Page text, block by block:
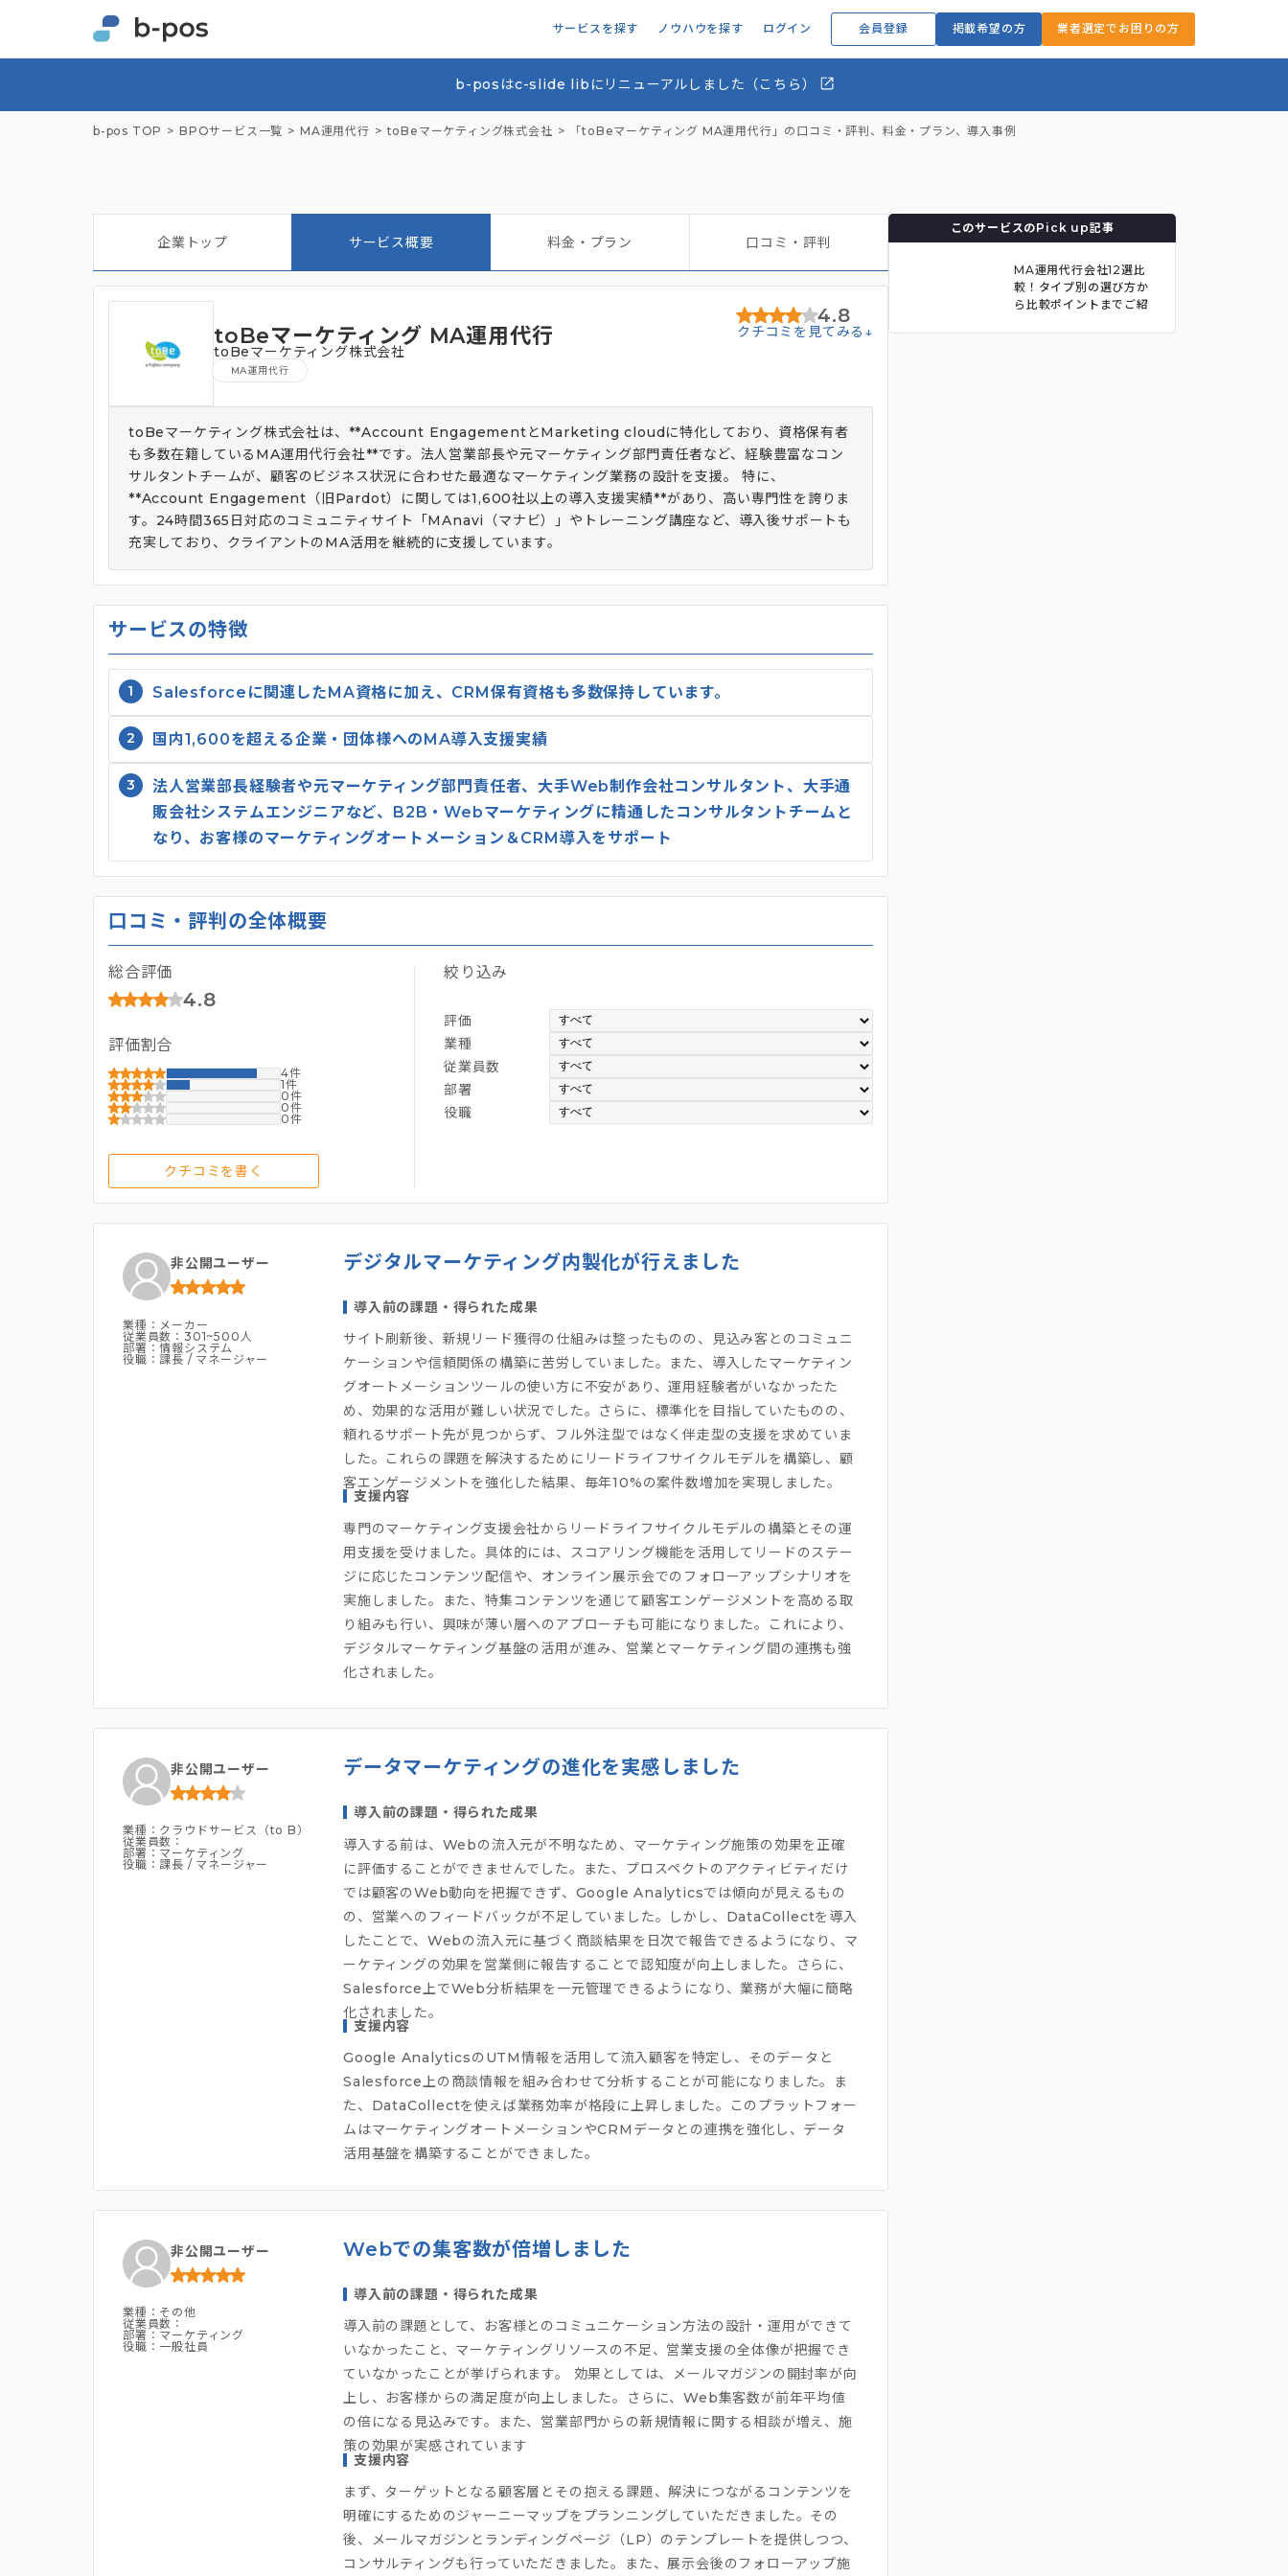
サービスを探す ノウハウを探す ログイン 会員登録 掲載希望の方 業者選定でお困りの方
b-posはc-slide libにリニューアルしました（こちら）
b-pos TOP BPOサービス一覧 MA運用代行 toBeマーケティング株式会社 「toBeマーケティング MA運用代行」の口コミ・評判、料金・プラン、導入事例
企業トップ サービス概要 料金・プラン 口コミ・評判
toBeマーケティング MA運用代行
toBeマーケティング株式会社
MA運用代行
4.8
クチコミを見てみる↓
toBeマーケティング株式会社は、**Account EngagementとMarketing cloudに特化しており、資格保有者
も多数在籍しているMA運用代行会社**です。法人営業部長や元マーケティング部門責任者など、経験豊富なコン
サルタントチームが、顧客のビジネス状況に合わせた最適なマーケティング業務の設計を支援。 特に、
**Account Engagement（旧Pardot）に関しては1,600社以上の導入支援実績**があり、高い専門性を誇りま
す。24時間365日対応のコミュニティサイト「MAnavi（マナビ）」やトレーニング講座など、導入後サポートも
充実しており、クライアントのMA活用を継続的に支援しています。
サービスの特徴
1 Salesforceに関連したMA資格に加え、CRM保有資格も多数保持しています。
2 国内1,600を超える企業・団体様へのMA導入支援実績
3
法人営業部長経験者や元マーケティング部門責任者、大手Web制作会社コンサルタント、大手通
販会社システムエンジニアなど、B2B・Webマーケティングに精通したコンサルタントチームと
なり、お客様のマーケティングオートメーション＆CRM導入をサポート
口コミ・評判の全体概要
総合評価
4.8
評価割合
4
1
0
0
0
クチコミを書く
絞り込み
評価
業種
従業員数
部署
役職
非公開ユーザー
業種：メーカー
従業員数：301~500人
部署：情報システム
役職：課長 / マネージャー
デジタルマーケティング内製化が行えました
導入前の課題・得られた成果
サイト刷新後、新規リード獲得の仕組みは整ったものの、見込み客とのコミュニ
ケーションや信頼関係の構築に苦労していました。また、導入したマーケティン
グオートメーションツールの使い方に不安があり、運用経験者がいなかったた
め、効果的な活用が難しい状況でした。さらに、標準化を目指していたものの、
頼れるサポート先が見つからず、フル外注型ではなく伴走型の支援を求めていま
した。これらの課題を解決するためにリードライフサイクルモデルを構築し、顧
客エンゲージメントを強化した結果、毎年10%の案件数増加を実現しました。
支援内容
専門のマーケティング支援会社からリードライフサイクルモデルの構築とその運
用支援を受けました。具体的には、スコアリング機能を活用してリードのステー
ジに応じたコンテンツ配信や、オンライン展示会でのフォローアップシナリオを
実施しました。また、特集コンテンツを通じて顧客エンゲージメントを高める取
り組みも行い、興味が薄い層へのアプローチも可能になりました。これにより、
デジタルマーケティング基盤の活用が進み、営業とマーケティング間の連携も強
化されました。
非公開ユーザー
業種：クラウドサービス（to B）
従業員数：
部署：マーケティング
役職：課長 / マネージャー
データマーケティングの進化を実感しました
導入前の課題・得られた成果
導入する前は、Webの流入元が不明なため、マーケティング施策の効果を正確
に評価することができませんでした。また、プロスペクトのアクティビティだけ
では顧客のWeb動向を把握できず、Google Analyticsでは傾向が見えるもの
の、営業へのフィードバックが不足していました。しかし、DataCollectを導入
したことで、Webの流入元に基づく商談結果を日次で報告できるようになり、マ
ーケティングの効果を営業側に報告することで認知度が向上しました。さらに、
Salesforce上でWeb分析結果を一元管理できるようになり、業務が大幅に簡略
化されました。
支援内容
Google AnalyticsのUTM情報を活用して流入顧客を特定し、そのデータと
Salesforce上の商談情報を組み合わせて分析することが可能になりました。ま
た、DataCollectを使えば業務効率が格段に上昇しました。このプラットフォー
ムはマーケティングオートメーションやCRMデータとの連携を強化し、データ
活用基盤を構築することができました。
非公開ユーザー
業種：その他
従業員数：
部署：マーケティング
役職：一般社員
Webでの集客数が倍増しました
導入前の課題・得られた成果
導入前の課題として、お客様とのコミュニケーション方法の設計・運用ができて
いなかったこと、マーケティングリソースの不足、営業支援の全体像が把握でき
ていなかったことが挙げられます。 効果としては、メールマガジンの開封率が向
上し、お客様からの満足度が向上しました。さらに、Web集客数が前年平均値
の倍になる見込みです。また、営業部門からの新規情報に関する相談が増え、施
策の効果が実感されています
支援内容
まず、ターゲットとなる顧客層とその抱える課題、解決につながるコンテンツを
明確にするためのジャーニーマップをプランニングしていただきました。その
後、メールマガジンとランディングページ（LP）のテンプレートを提供しつつ、
コンサルティングも行っていただきました。また、展示会後のフォローアップ施
このサービスのPick up記事
MA運用代行会社12選比
較！タイプ別の選び方か
ら比較ポイントまでご紹